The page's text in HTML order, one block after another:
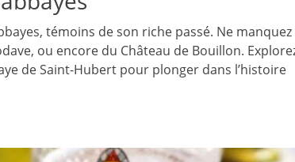
témoins de son riche passé. Ne manquez
ou encore du Château de Bouillon.
de Saint-Hubert pour plonger dans l’histoire